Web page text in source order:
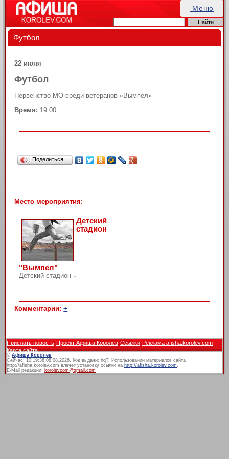
Меню
Футбол
22 июня
Футбол
Первенство МО среди ветеранов «Вымпел»
Время: 19.00
Поделиться…
Место мероприятия:
Детский
стадион
"Вымпел"
Детский стадион »
Комментарии:+
Прислать новость Проект Афиша Королев Ссылки Реклама afisha.korolev.com
Карта сайта
© Афиша Королев
Сейчас: 10:19:36 08.08.2026. Код выдачи: hqT. Использовании материалов сайта
http://afisha.korolev.com влечет установку ссылки на http://afisha.korolev.com.
E-Mail редакции: korolevcom@gmail.com